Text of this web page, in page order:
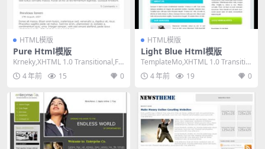
HTML模版
Pure Html模版
Krneky,XHTML 1.0 Transitional,Fix
ed Widt...
4 年前 15 0
HTML模版
Light Blue Html模版
TemplateMo,XHTML 1.0 Transitio
nal,Fixed ...
4 年前 19 0